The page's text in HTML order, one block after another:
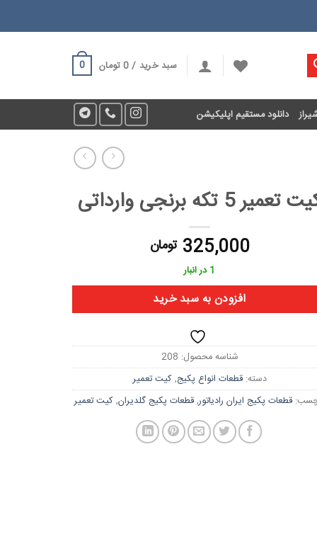
سبد خرید /0 تومان 0
دانلود مستقیم اپلیکیشن
تعمیر 5 تکه برنجی وارداتی
325,000 تومان
1 در انبار
افزودن به سبد خرید
شناسه محصول: 208
دسته:قطعات انواع پکیج,کیت تعمیر
قطعات پکیج ایران رادیاتور,قطعات پکیج گلدیران,کیت تعمیر